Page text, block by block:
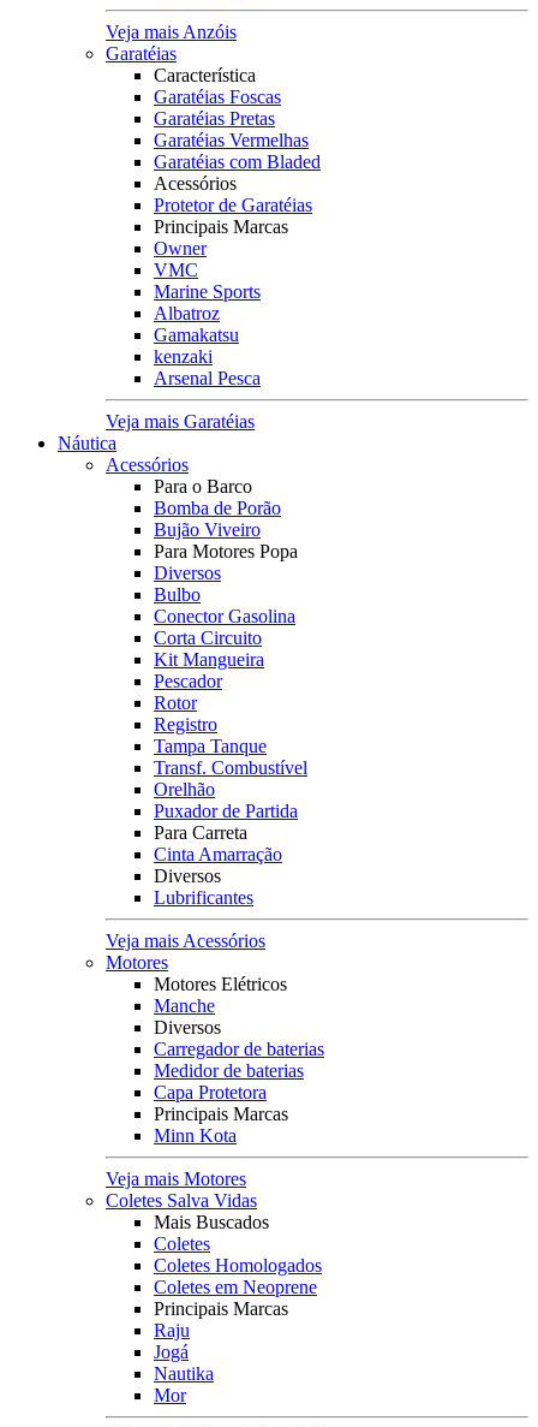
Veja mais Anzóis
Garatéias
Característica
Garatéias Foscas
Garatéias Pretas
Garatéias Vermelhas
Garatéias com Bladed
Acessórios
Protetor de Garatéias
Principais Marcas
Owner
VMC
Marine Sports
Albatroz
Gamakatsu
kenzaki
Arsenal Pesca
Veja mais Garatéias
Náutica
Acessórios
Para o Barco
Bomba de Porão
Bujão Viveiro
Para Motores Popa
Diversos
Bulbo
Conector Gasolina
Corta Circuito
Kit Mangueira
Pescador
Rotor
Registro
Tampa Tanque
Transf. Combustível
Orelhão
Puxador de Partida
Para Carreta
Cinta Amarração
Diversos
Lubrificantes
Veja mais Acessórios
Motores
Motores Elétricos
Manche
Diversos
Carregador de baterias
Medidor de baterias
Capa Protetora
Principais Marcas
Minn Kota
Veja mais Motores
Coletes Salva Vidas
Mais Buscados
Coletes
Coletes Homologados
Coletes em Neoprene
Principais Marcas
Raju
Jogá
Nautika
Mor